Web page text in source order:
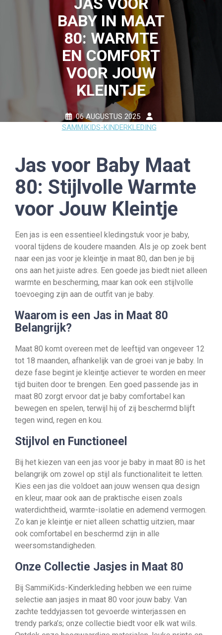
BABY IN MAAT
80: WARMTE
EN COMFORT
VOOR JOUW
KLEINTJE
06 AUGUSTUS 2025
SAMMIKIDS-KINDERKLEDING
Jas voor Baby Maat
80: Stijlvolle Warmte
voor Jouw Kleintje
Een jas is een essentieel kledingstuk voor je baby,
vooral tijdens de koudere maanden. Als je op zoek bent
naar een jas voor je kleintje in maat 80, dan ben je bij
ons aan het juiste adres. Een goede jas biedt niet alleen
warmte en bescherming, maar kan ook een stijlvolle
toevoeging zijn aan de outfit van je baby.
Waarom is een Jas in Maat 80
Belangrijk?
Maat 80 komt overeen met de leeftijd van ongeveer 12
tot 18 maanden, afhankelijk van de groei van je baby. In
deze fase begint je kleintje actiever te worden en meer
tijd buiten door te brengen. Een goed passende jas in
maat 80 zorgt ervoor dat je baby comfortabel kan
bewegen en spelen, terwijl hij of zij beschermd blijft
tegen wind, regen en kou.
Stijlvol en Functioneel
Bij het kiezen van een jas voor je baby in maat 80 is het
belangrijk om zowel op stijl als functionaliteit te letten.
Kies een jas die voldoet aan jouw wensen qua design
en kleur, maar ook aan de praktische eisen zoals
waterdichtheid, warmte-isolatie en ademend vermogen.
Zo kan je kleintje er niet alleen schattig uitzien, maar
ook comfortabel en beschermd zijn in alle
weersomstandigheden.
Onze Collectie Jasjes in Maat 80
Bij SammiKids-Kinderkleding hebben we een ruime
selectie aan jasjes in maat 80 voor jouw baby. Van
zachte teddyjassen tot gevoerde winterjassen en
trendy parka’s; onze collectie biedt voor elk wat wils.